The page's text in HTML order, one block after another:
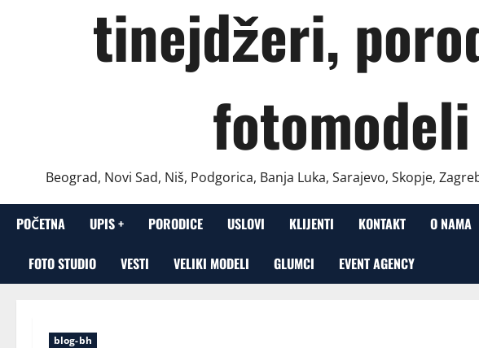
tinejdžeri,
Beograd, Novi Sad, Niš, Podgorica, Banja Luka, Sarajevo, Skopje,
POČETNA UPIS + PORODICE USLOVI KLIJENTI KONTAKT O NAMA
FOTO STUDIO VESTI VELIKI MODELI GLUMCI EVENT AGENCY
blog-bh